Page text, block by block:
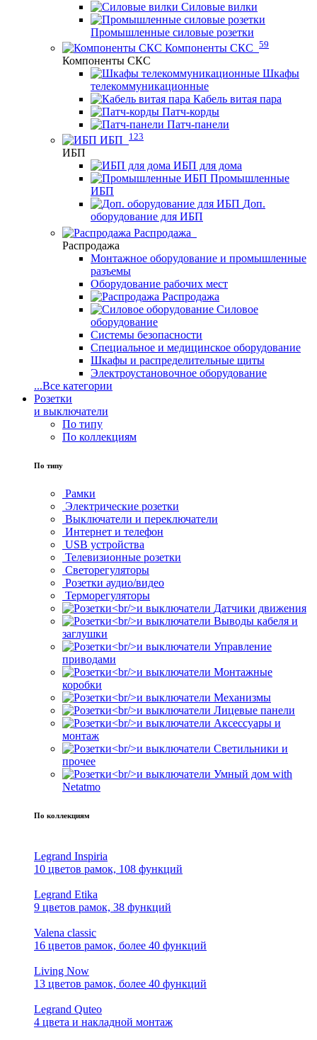
Силовые вилки
Промышленные силовые розетки
Компоненты СКС 59
Компоненты СКС
Шкафы
телекоммуникационные
Кабель витая пара
Патч-корды
Патч-панели
ИБП
123
ИБП
ИБП для дома
Промышленные
ИБП
Доп.
оборудование для ИБП
Распродажа
Распродажа
Монтажное оборудование и промышленные
разъемы
Оборудование рабочих мест
Распродажа
Силовое
оборудование
Системы безопасности
Специальное и медицинское оборудование
Шкафы и распределительные щиты
Электроустановочное оборудование
...Все категории
Розетки
и выключатели
По типу
По коллекциям
По типу
Рамки
Электрические розетки
Выключатели и переключатели
Интернет и телефон
USB устройства
Телевизионные розетки
Светорегуляторы
Розетки аудио/видео
Терморегуляторы
Датчики движения
Выводы кабеля и
заглушки
Управление
приводами
Монтажные
коробки
Механизмы
Лицевые панели
Аксессуары и
монтаж
Светильники и
прочее
Умный дом with
Netatmo
По коллекциям
Legrand Inspiria
10 цветов рамок, 108 функций
Legrand Etika
9 цветов рамок, 38 функций
Valena classic
16 цветов рамок, более 40 функций
Living Now
13 цветов рамок, более 40 функций
Legrand Quteo
4 цвета и накладной монтаж